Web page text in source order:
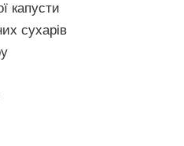
капусти
сухарів